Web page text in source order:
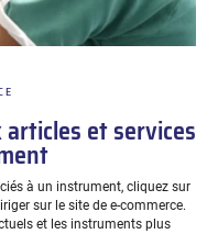
et services
à un instrument, cliquez sur
sur le site de e-commerce.
et les instruments plus